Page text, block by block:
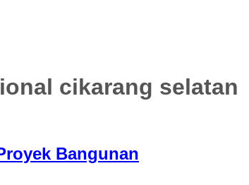
cikarang selatan
Bangunan